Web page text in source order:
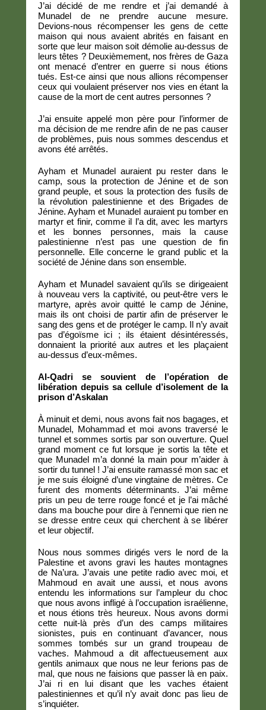
J’ai décidé de me rendre et j’ai demandé à
Munadel de ne prendre aucune mesure.
Devions-nous récompenser les gens de cette
maison qui nous avaient abrités en faisant en
sorte que leur maison soit démolie au-dessus de
leurs têtes ? Deuxièmement, nos frères de Gaza
ont menacé d’entrer en guerre si nous étions
tués. Est-ce ainsi que nous allions récompenser
ceux qui voulaient préserver nos vies en étant la
cause de la mort de cent autres personnes ?
J’ai ensuite appelé mon père pour l’informer de
ma décision de me rendre afin de ne pas causer
de problèmes, puis nous sommes descendus et
avons été arrêtés.
Ayham et Munadel auraient pu rester dans le
camp, sous la protection de Jénine et de son
grand peuple, et sous la protection des fusils de
la révolution palestinienne et des Brigades de
Jénine. Ayham et Munadel auraient pu tomber en
martyr et finir, comme il l’a dit, avec les martyrs
et les bonnes personnes, mais la cause
palestinienne n’est pas une question de fin
personnelle. Elle concerne le grand public et la
société de Jénine dans son ensemble.
Ayham et Munadel savaient qu’ils se dirigeaient
à nouveau vers la captivité, ou peut-être vers le
martyre, après avoir quitté le camp de Jénine,
mais ils ont choisi de partir afin de préserver le
sang des gens et de protéger le camp. Il n’y avait
pas d’égoïsme ici ; ils étaient désintéressés,
donnaient la priorité aux autres et les plaçaient
au-dessus d’eux-mêmes.
Al-Qadri se souvient de l’opération de
libération depuis sa cellule d’isolement de la
prison d’Askalan
À minuit et demi, nous avons fait nos bagages, et
Munadel, Mohammad et moi avons traversé le
tunnel et sommes sortis par son ouverture. Quel
grand moment ce fut lorsque je sortis la tête et
que Munadel m’a donné la main pour m’aider à
sortir du tunnel ! J’ai ensuite ramassé mon sac et
je me suis éloigné d’une vingtaine de mètres. Ce
furent des moments déterminants. J’ai même
pris un peu de terre rouge foncé et je l’ai mâché
dans ma bouche pour dire à l’ennemi que rien ne
se dresse entre ceux qui cherchent à se libérer
et leur objectif.
Nous nous sommes dirigés vers le nord de la
Palestine et avons gravi les hautes montagnes
de Na’ura. J’avais une petite radio avec moi, et
Mahmoud en avait une aussi, et nous avons
entendu les informations sur l’ampleur du choc
que nous avons infligé à l’occupation israélienne,
et nous étions très heureux. Nous avons dormi
cette nuit-là près d’un des camps militaires
sionistes, puis en continuant d’avancer, nous
sommes tombés sur un grand troupeau de
vaches. Mahmoud a dit affectueusement aux
gentils animaux que nous ne leur ferions pas de
mal, que nous ne faisions que passer là en paix.
J’ai ri en lui disant que les vaches étaient
palestiniennes et qu’il n’y avait donc pas lieu de
s’inquiéter.